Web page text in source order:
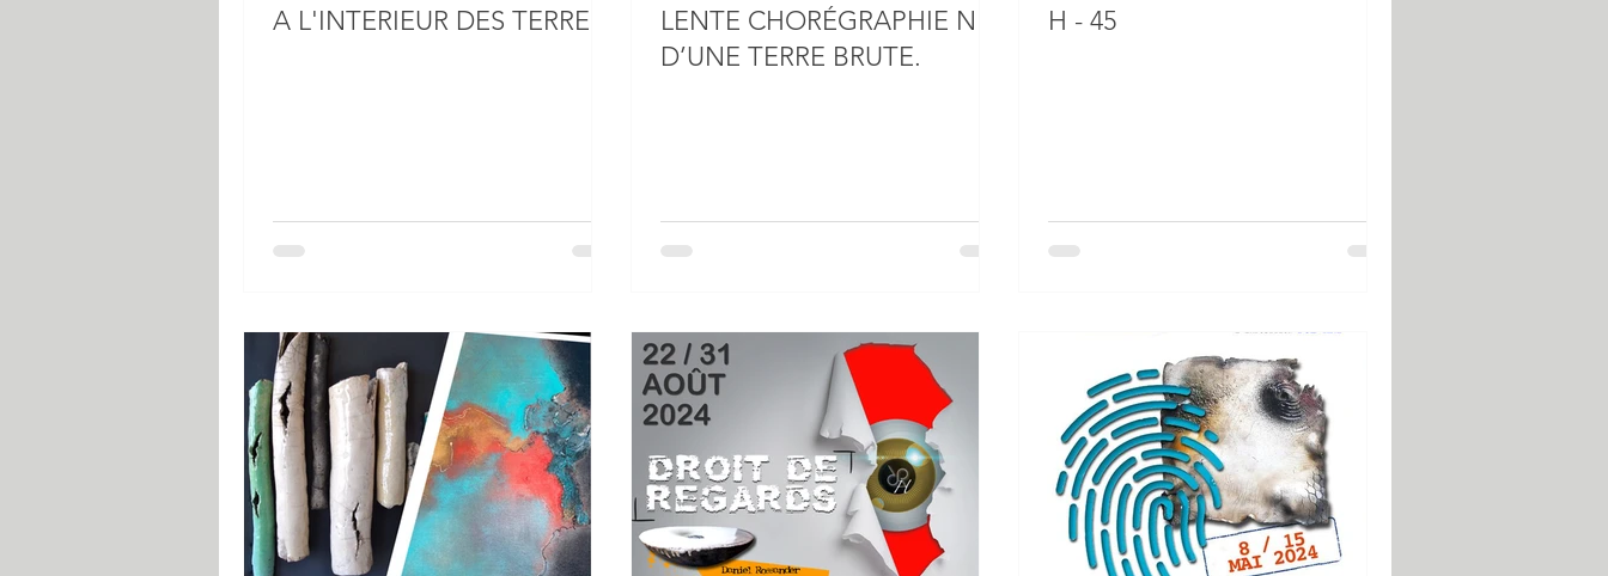
A L'INTERIEUR DES TERRES
LENTE CHORÉGRAPHIE NÉE
D’UNE TERRE BRUTE.
H - 45